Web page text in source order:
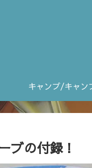
ブの付録！